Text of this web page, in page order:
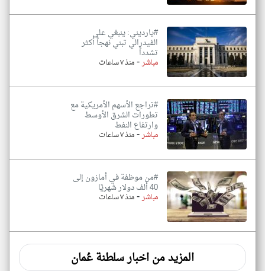
#يارديني: ينبغي على
الفيدرالي تبني نهجاً أكثر
تشدداً
مباشر-منذ ٧ ساعات
#تراجع الأسهم الأمريكية مع
تطورات الشرق الأوسط
وارتفاع النفط
مباشر-منذ ٧ ساعات
#من موظفة في أمازون إلى
40 ألف دولار شهريًا
مباشر-منذ ٧ ساعات
المزيد من اخبار سلطنة عُمان